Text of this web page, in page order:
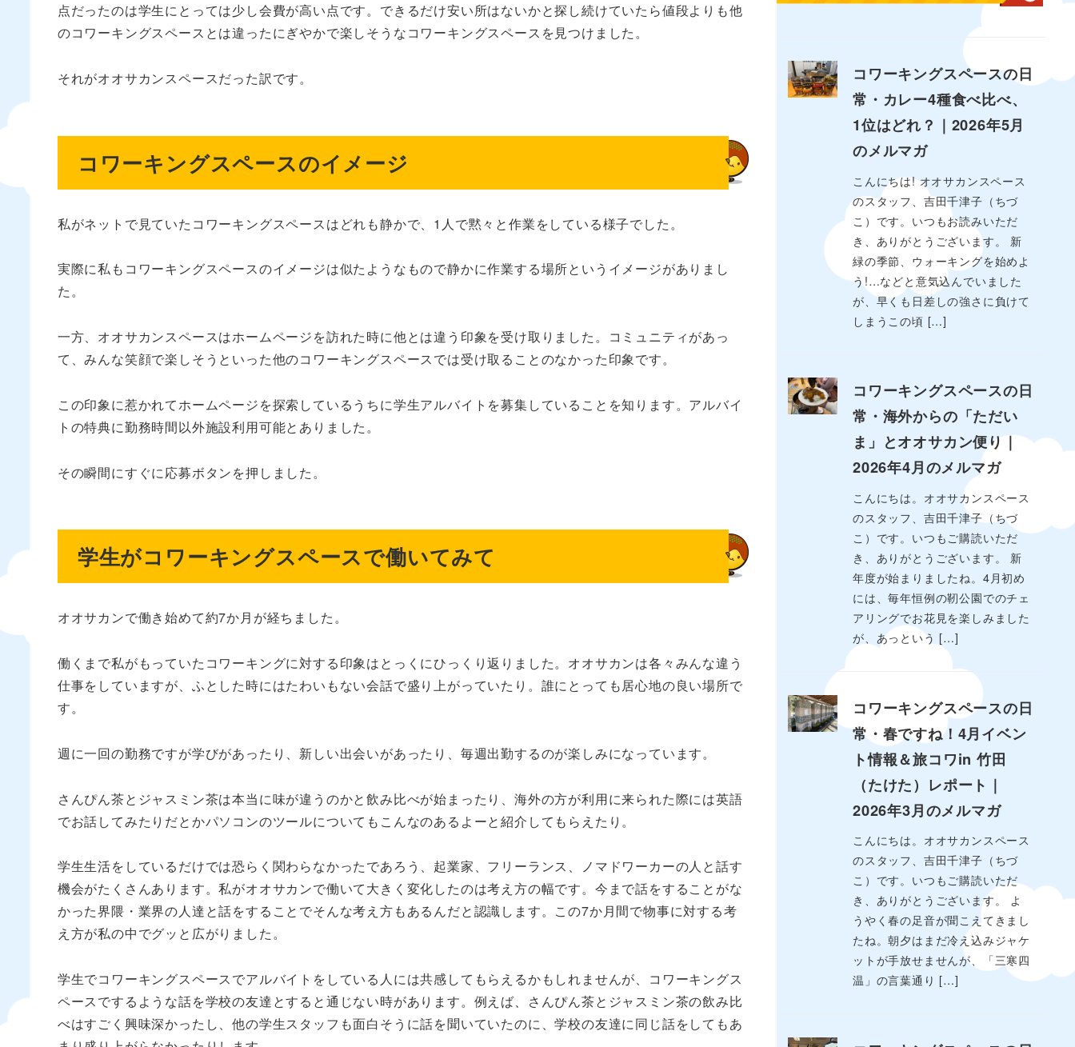
点だったのは学生にとっては少し会費が高い点です。できるだけ安い所はないかと探し続けていたら値段よりも他
のコワーキングスペースとは違ったにぎやかで楽しそうなコワーキングスペースを見つけました。
それがオオサカンスペースだった訳です。
コワーキングスペースのイメージ
私がネットで見ていたコワーキングスペースはどれも静かで、1人で黙々と作業をしている様子でした。
実際に私もコワーキングスペースのイメージは似たようなもので静かに作業する場所というイメージがありまし
た。
一方、オオサカンスペースはホームページを訪れた時に他とは違う印象を受け取りました。コミュニティがあっ
て、みんな笑顔で楽しそうといった他のコワーキングスペースでは受け取ることのなかった印象です。
この印象に惹かれてホームページを探索しているうちに学生アルバイトを募集していることを知ります。アルバイ
トの特典に勤務時間以外施設利用可能とありました。
その瞬間にすぐに応募ボタンを押しました。
学生がコワーキングスペースで働いてみて
オオサカンで働き始めて約7か月が経ちました。
働くまで私がもっていたコワーキングに対する印象はとっくにひっくり返りました。オオサカンは各々みんな違う
仕事をしていますが、ふとした時にはたわいもない会話で盛り上がっていたり。誰にとっても居心地の良い場所で
す。
週に一回の勤務ですが学びがあったり、新しい出会いがあったり、毎週出勤するのが楽しみになっています。
さんぴん茶とジャスミン茶は本当に味が違うのかと飲み比べが始まったり、海外の方が利用に来られた際には英語
でお話してみたりだとかパソコンのツールについてもこんなのあるよーと紹介してもらえたり。
学生生活をしているだけでは恐らく関わらなかったであろう、起業家、フリーランス、ノマドワーカーの人と話す
機会がたくさんあります。私がオオサカンで働いて大きく変化したのは考え方の幅です。今まで話をすることがな
かった界隈・業界の人達と話をすることでそんな考え方もあるんだと認識します。この7か月間で物事に対する考
え方が私の中でグッと広がりました。
学生でコワーキングスペースでアルバイトをしている人には共感してもらえるかもしれませんが、コワーキングス
ペースでするような話を学校の友達とすると通じない時があります。例えば、さんぴん茶とジャスミン茶の飲み比
べはすごく興味深かったし、他の学生スタッフも面白そうに話を聞いていたのに、学校の友達に同じ話をしてもあ
コワーキングスペースの日
常・カレー4種食べ比べ、
1位はどれ？｜2026年5月
のメルマガ
こんにちは! オオサカンスペース
のスタッフ、吉田千津子（ちづ
こ）です。いつもお読みいただ
き、ありがとうございます。 新
緑の季節、ウォーキングを始めよ
う!…などと意気込んでいました
が、早くも日差しの強さに負けて
しまうこの頃 […]
コワーキングスペースの日
常・海外からの「ただい
ま」とオオサカン便り｜
2026年4月のメルマガ
こんにちは。オオサカンスペース
のスタッフ、吉田千津子（ちづ
こ）です。いつもご購読いただ
き、ありがとうございます。 新
年度が始まりましたね。4月初め
には、毎年恒例の靭公園でのチェ
アリングでお花見を楽しみました
が、あっという […]
コワーキングスペースの日
常・春ですね！4月イベン
ト情報＆旅コワin 竹田
（たけた）レポート｜
2026年3月のメルマガ
こんにちは。オオサカンスペース
のスタッフ、吉田千津子（ちづ
こ）です。いつもご購読いただ
き、ありがとうございます。 よ
うやく春の足音が聞こえてきまし
たね。朝夕はまだ冷え込みジャケ
ットが手放せませんが、「三寒四
温」の言葉通り […]